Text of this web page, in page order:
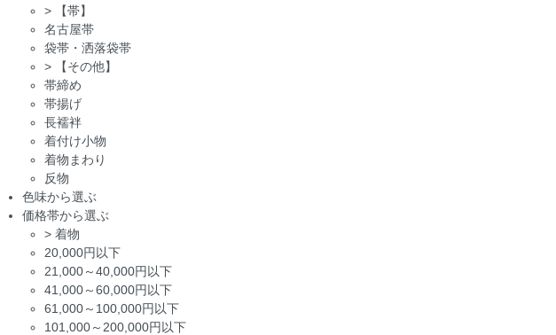
>
【帯】
名古屋帯
袋帯・洒落袋帯
>
【その他】
帯締め
帯揚げ
長襦袢
着付け小物
着物まわり
反物
色味から選ぶ
価格帯から選ぶ
> 着物
20,000円以下
21,000～40,000円以下
41,000～60,000円以下
61,000～100,000円以下
101,000～200,000円以下